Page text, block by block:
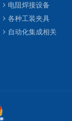
电阻焊接设备
各种工装夹具
自动化集成相关